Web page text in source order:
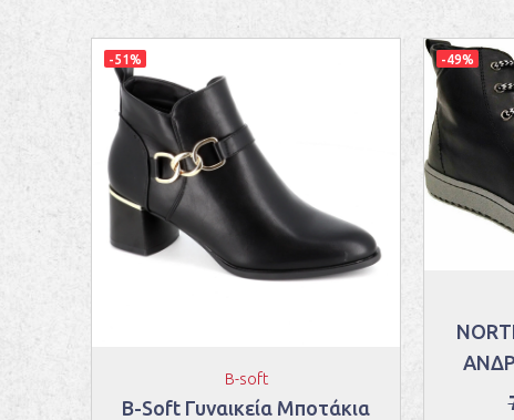
-51%
B-soft
B-Soft Γυναικεία Μποτάκια
-49%